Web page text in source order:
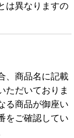
は異なりますの
、商品名に記載
ただいておりま
る商品が御座い
をご確認してい